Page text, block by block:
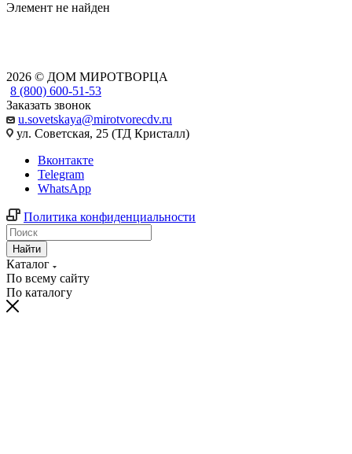
Элемент не найден
2026 © ДОМ МИРОТВОРЦА
8 (800) 600-51-53
Заказать звонок
u.sovetskaya@mirotvorecdv.ru
ул. Советская, 25 (ТД Кристалл)
Вконтакте
Telegram
WhatsApp
Политика конфиденциальности
Найти
Каталог
По всему сайту
По каталогу